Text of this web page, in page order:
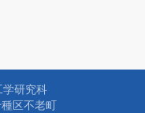
TEDxNagoyaU2024
トのご案内
】JASSO高等教育修
による2025年度授業
学研究科
区不老町